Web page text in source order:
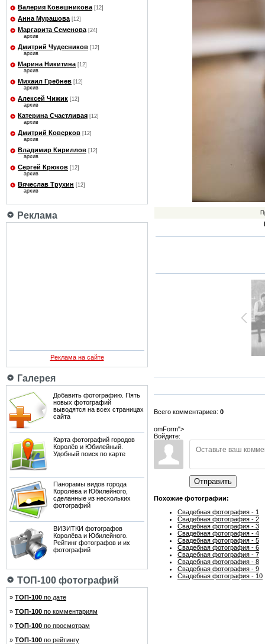
Валерия Ковешникова [12]
Анна Мурашова [12]
Маргарита Семенова [24]
архив
Дмитрий Чудесников [12]
архив
Марина Никитина [12]
архив
Михаил Гребнев [12]
архив
Алексей Чижик [12]
архив
Катерина Счастливая [12]
архив
Дмитрий Коверков [12]
архив
Владимир Кириллов [12]
архив
Сергей Крюков [12]
архив
Вячеслав Трухин [12]
архив
Реклама
Реклама на сайте
Галерея
Добавить фотографию. Пять
новых фотографий
выводятся на всех страницах
сайта
Карта фотографий городов
Королёв и Юбилейный.
Удобный поиск по карте
Панорамы видов города
Королёва и Юбилейного,
сделанные из нескольких
фотографий
ВИЗИТКИ фотографов
Королёва и Юбилейного.
Рейтинг фотографов и их
фотографий
ТОП-100 фотографий
» ТОП-100 по дате
» ТОП-100 по комментариям
» ТОП-100 по просмотрам
» ТОП-100 по рейтингу
Всего комментариев: 0
omForm">
Войдите:
Отправить
Похожие фотографии:
Свадебная фотография - 1
Свадебная фотография - 2
Свадебная фотография - 3
Свадебная фотография - 4
Свадебная фотография - 5
Свадебная фотография - 6
Свадебная фотография - 7
Свадебная фотография - 8
Свадебная фотография - 9
Свадебная фотография - 10